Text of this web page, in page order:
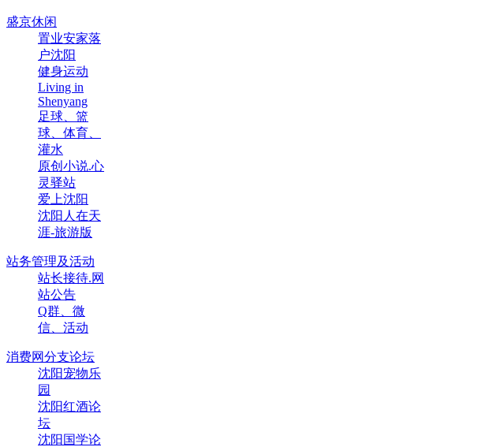
盛京休闲
置业安家落
户沈阳
健身运动
Living in
Shenyang
足球、篮
球、体育、
灌水
原创小说.心
灵驿站
爱上沈阳
沈阳人在天
涯-旅游版
站务管理及活动
站长接待.网
站公告
Q群、微
信、活动
消费网分支论坛
沈阳宠物乐
园
沈阳红酒论
坛
沈阳国学论